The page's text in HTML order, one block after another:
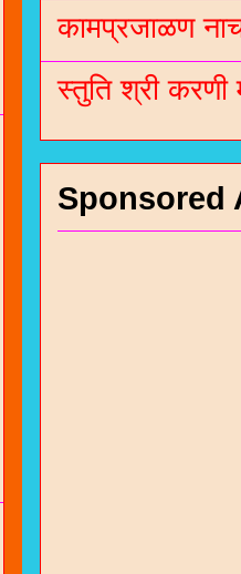
कामप्रजाळण
स्तुति श्री करणी
Sponsored